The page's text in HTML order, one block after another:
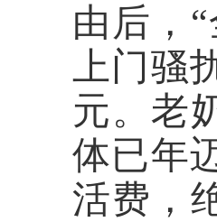
由后，
上门
元。老
体已年
活费，